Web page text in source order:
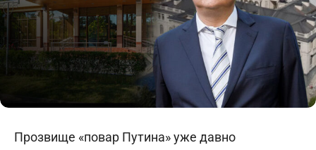
Прозвище «повар Путина» уже давно